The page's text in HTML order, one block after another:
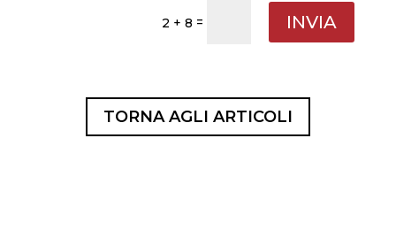
2 + 8 = INVIA
TORNA AGLI ARTICOLI